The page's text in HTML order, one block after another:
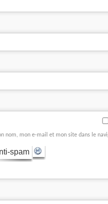
nom, mon e-mail et mon site dans le